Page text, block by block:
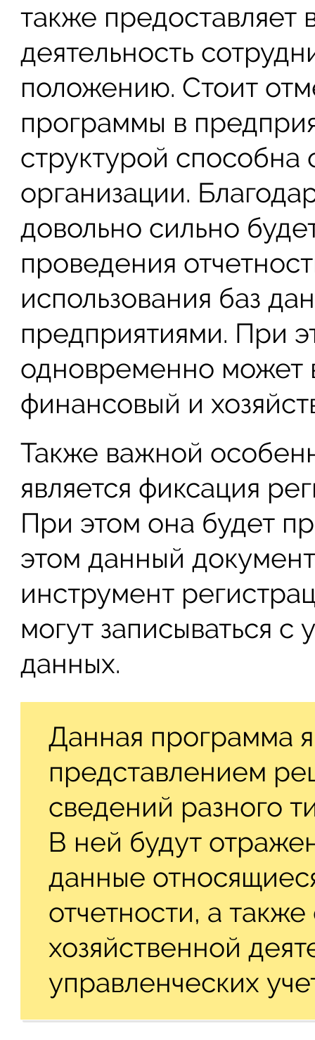
также предоставляет
деятельность
положению. Стоит
программы в
структурой способна
организации.
довольно сильно
проведения
использования баз
предприятиями. При
одновременно может
финансовый и
Также важной
является фиксация
При этом она будет
этом данный
инструмент
могут записываться
данных.
Данная программа
представлением
сведений разного
В ней будут
данные
отчетности, а
хозяйственной
управленческих